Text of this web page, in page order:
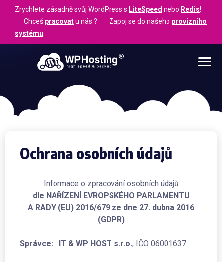
Zrychlete zásadně svůj WordPress s LiteSpeed nebo Redis!
Chceš pracovatu nás ? Zapoj se do našeho provizního
systému
Ochrana osobních údajů
Informace o zpracování osobních údajů
dle NAŘÍZENÍ EVROPSKÉHO PARLAMENTU
A RADY (EU) 2016/679 ze dne 27. dubna 2016
(GDPR)
Správce: IT & WP HOST s.r.o., IČO 06001637